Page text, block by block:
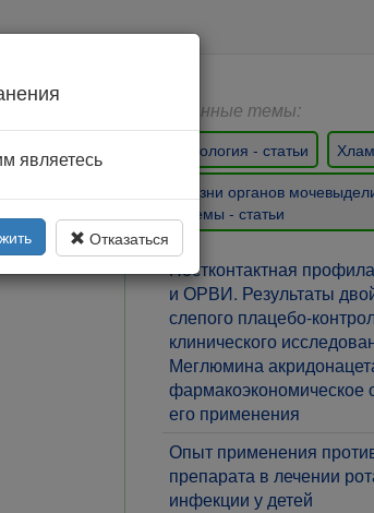
являетесь
Отказаться
Связанные темы:
Андрология - статьи
Болезни органов
системы - статьи
Постконтактная
и ОРВИ. Результаты
слепого плацебо-
клинического
Меглюмина
фармакоэкономическое
его применения
​Опыт применения
препарата в лечении
инфекции у детей